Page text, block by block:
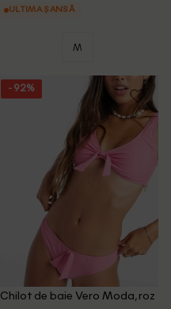
ULTIMA ȘANSĂ
M
- 92%
Chilot de baie Vero Moda, roz